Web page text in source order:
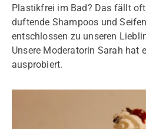
Plastikfrei im Bad? Das fällt
duftende Shampoos und
entschlossen zu unseren
Unsere Moderatorin Sarah hat
ausprobiert.